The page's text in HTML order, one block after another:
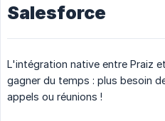
Salesforce
L'intégration native entre Praiz
gagner du temps : plus besoin
appels ou réunions !